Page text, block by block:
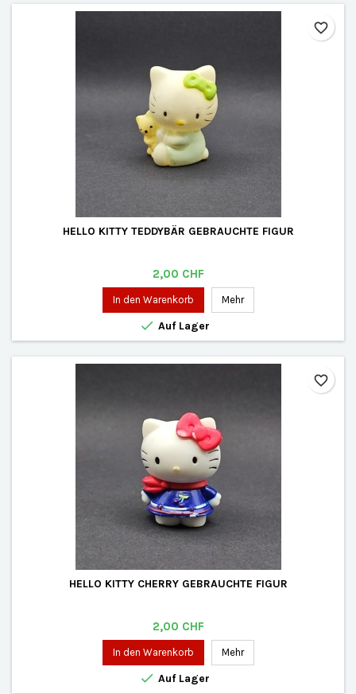
HELLO KITTY TEDDYBÄR GEBRAUCHTE FIGUR
Preis
2,00 CHF
In den Warenkorb Mehr
 Auf Lager
favorite_border
HELLO KITTY CHERRY GEBRAUCHTE FIGUR
Preis
2,00 CHF
In den Warenkorb Mehr
 Auf Lager
favorite_border